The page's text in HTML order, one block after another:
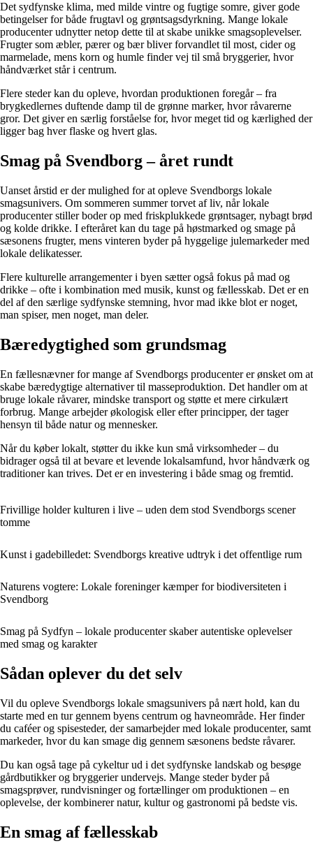
Det sydfynske klima, med milde vintre og fugtige somre, giver gode
betingelser for både frugtavl og grøntsagsdyrkning. Mange lokale
producenter udnytter netop dette til at skabe unikke smagsoplevelser.
Frugter som æbler, pærer og bær bliver forvandlet til most, cider og
marmelade, mens korn og humle finder vej til små bryggerier, hvor
håndværket står i centrum.
Flere steder kan du opleve, hvordan produktionen foregår – fra
brygkedlernes duftende damp til de grønne marker, hvor råvarerne
gror. Det giver en særlig forståelse for, hvor meget tid og kærlighed der
ligger bag hver flaske og hvert glas.
Smag på Svendborg – året rundt
Uanset årstid er der mulighed for at opleve Svendborgs lokale
smagsunivers. Om sommeren summer torvet af liv, når lokale
producenter stiller boder op med friskplukkede grøntsager, nybagt brød
og kolde drikke. I efteråret kan du tage på høstmarked og smage på
sæsonens frugter, mens vinteren byder på hyggelige julemarkeder med
lokale delikatesser.
Flere kulturelle arrangementer i byen sætter også fokus på mad og
drikke – ofte i kombination med musik, kunst og fællesskab. Det er en
del af den særlige sydfynske stemning, hvor mad ikke blot er noget,
man spiser, men noget, man deler.
Bæredygtighed som grundsmag
En fællesnævner for mange af Svendborgs producenter er ønsket om at
skabe bæredygtige alternativer til masseproduktion. Det handler om at
bruge lokale råvarer, mindske transport og støtte et mere cirkulært
forbrug. Mange arbejder økologisk eller efter principper, der tager
hensyn til både natur og mennesker.
Når du køber lokalt, støtter du ikke kun små virksomheder – du
bidrager også til at bevare et levende lokalsamfund, hvor håndværk og
traditioner kan trives. Det er en investering i både smag og fremtid.
Frivillige holder kulturen i live – uden dem stod Svendborgs scener
tomme
Kunst i gadebilledet: Svendborgs kreative udtryk i det offentlige rum
Naturens vogtere: Lokale foreninger kæmper for biodiversiteten i
Svendborg
Smag på Sydfyn – lokale producenter skaber autentiske oplevelser
med smag og karakter
Sådan oplever du det selv
Vil du opleve Svendborgs lokale smagsunivers på nært hold, kan du
starte med en tur gennem byens centrum og havneområde. Her finder
du caféer og spisesteder, der samarbejder med lokale producenter, samt
markeder, hvor du kan smage dig gennem sæsonens bedste råvarer.
Du kan også tage på cykeltur ud i det sydfynske landskab og besøge
gårdbutikker og bryggerier undervejs. Mange steder byder på
smagsprøver, rundvisninger og fortællinger om produktionen – en
oplevelse, der kombinerer natur, kultur og gastronomi på bedste vis.
En smag af fællesskab